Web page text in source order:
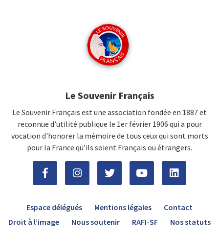
Le Souvenir Français
Le Souvenir Français est une association fondée en 1887 et
reconnue d’utilité publique le 1er février 1906 qui a pour
vocation d'honorer la mémoire de tous ceux qui sont morts
pour la France qu’ils soient Français ou étrangers.
Espace délégués Mentions légales
Contact
Droit à l’image
Nous soutenir RAFI-SF Nos statuts